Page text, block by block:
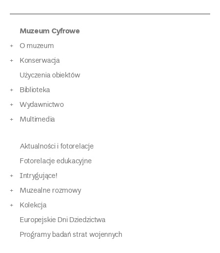
Muzeum Cyfrowe
O muzeum
Konserwacja
Użyczenia obiektów
Biblioteka
Wydawnictwo
Multimedia
Aktualności i fotorelacje
Fotorelacje edukacyjne
Intrygujące!
Muzealne rozmowy
Kolekcja
Europejskie Dni Dziedzictwa
Programy badań strat wojennych